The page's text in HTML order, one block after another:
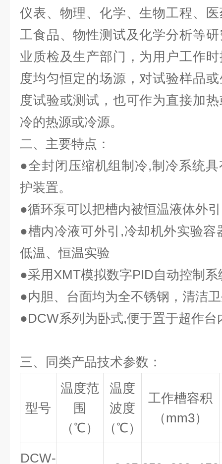
仪表、物理、化学、生物工程、
工食品、物性测试及化学分析等
业质检及生产部门，为用户工作
度均匀恒定的场源，对试验样品
度试验或测试，也可作为直接加
冷的热源或冷源。
二、主要特点：
●全封闭压缩机组制冷,制冷系统
护装置。
●循环泵可以把槽内被恒温液体外
●槽内冷液可外引,冷却机外实验
低温、恒温实验
●采用XMT模拟数字PID自动控制
●内胆、台面均为全不锈钢，清洁
●DCW系列为卧式,便于置于超作台
三、同类产品技术参数：
型号
温度范
围
（℃）
温度
波度
（℃）
工作槽容积
（mm3）
DCW-